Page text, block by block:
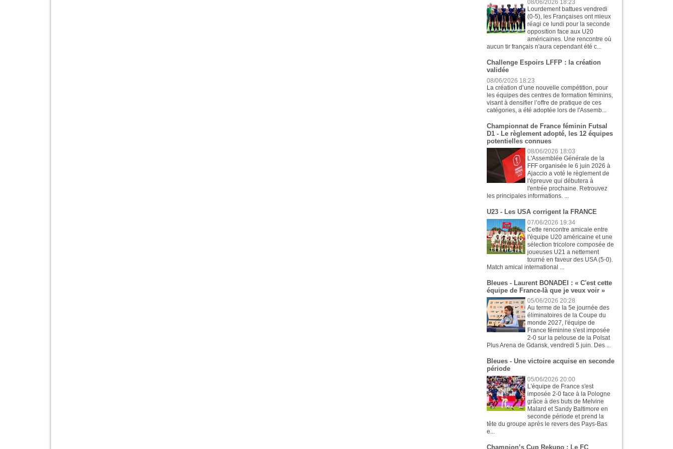
08/06/2026 18:23
Lourdement battues vendredi
(0-5), les Françaises ont mieux
réagi ce lundi pour la seconde
opposition face aux U20
américaines. Une rencontre où
aucun tir français n'aura cependant été c...
Challenge Espoirs LFFP : la création
validée
08/06/2026 18:23
La création d’une nouvelle compétition, pour
les équipes des centres de formation féminins,
visant à densifier l’offre de pratique de ces
catégories, a été adoptée lors de l'Assemb...
Championnat de France féminin Futsal
D1 - Le règlement adopté, les 12 équipes
potentielles connues
08/06/2026 18:03
L'Assemblée Générale de la
FFF organisée le 6 juin 2026 à
Ajaccio a voté le règlement de
l'épreuve qui débutera à
l'entrée prochaine. Retrouvez
les principales informations. ...
U23 - Les USA corrigent la FRANCE
07/06/2026 19:34
Cette rencontre amicale entre
l'équipe U20 américaine et une
sélection tricolore composée de
joueuses U21 a nettement
tourné en faveur des USA (5-0).
Match amical international ...
Bleues - Laurent BONADEI : « C'est cette
équipe de France-là que je veux voir »
05/06/2026 20:28
Au terme de la 5e journée des
éliminatoires de la Coupe du
monde 2027, l'équipe de
France féminine s'est imposée
2-0 sur la pelouse de la Polsat
Plus Arena de Gdansk, vendredi 5 juin. Des ...
Bleues - Une victoire acquise en seconde
période
05/06/2026 20:00
L'équipe de France s'est
imposée 2-0 face à la Pologne
grâce à des buts de Melvine
Malard et Sandy Baltimore en
seconde période et prend la
tête du groupe après le revers des Pays-Bas
e...
Champion’s Cup Rekupo : Le FC